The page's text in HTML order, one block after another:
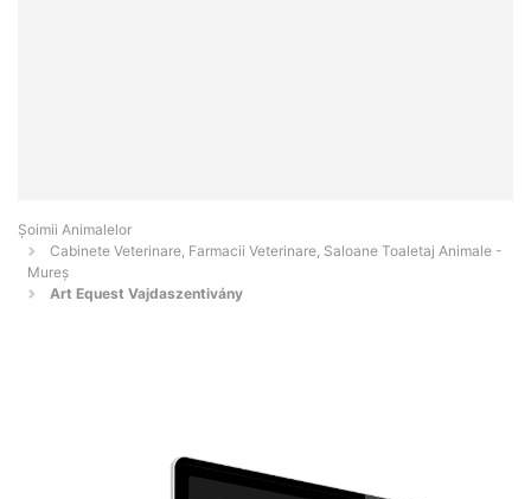
Şoimii Animalelor
Cabinete Veterinare, Farmacii Veterinare, Saloane Toaletaj Animale -
Mureş
Art Equest Vajdaszentivány